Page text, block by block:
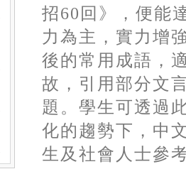
招60 回》，便能
力為主，實力增
後的常用成語，
故，引用部分文
題。學生可透過
化的趨勢下，中
生及社會人士參